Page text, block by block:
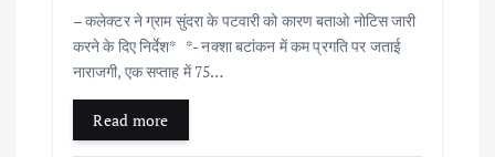
– कलेक्टर ने ग्राम सुंदरा के पटवारी को कारण बताओ नोटिस जारी
करने के दिए निर्देश* *- नक्शा बटांकन में कम प्रगति पर जताई
नाराजगी, एक सप्ताह में 75…
Read more